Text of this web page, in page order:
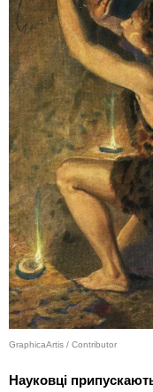
GraphicaArtis / Contributor
Науковці